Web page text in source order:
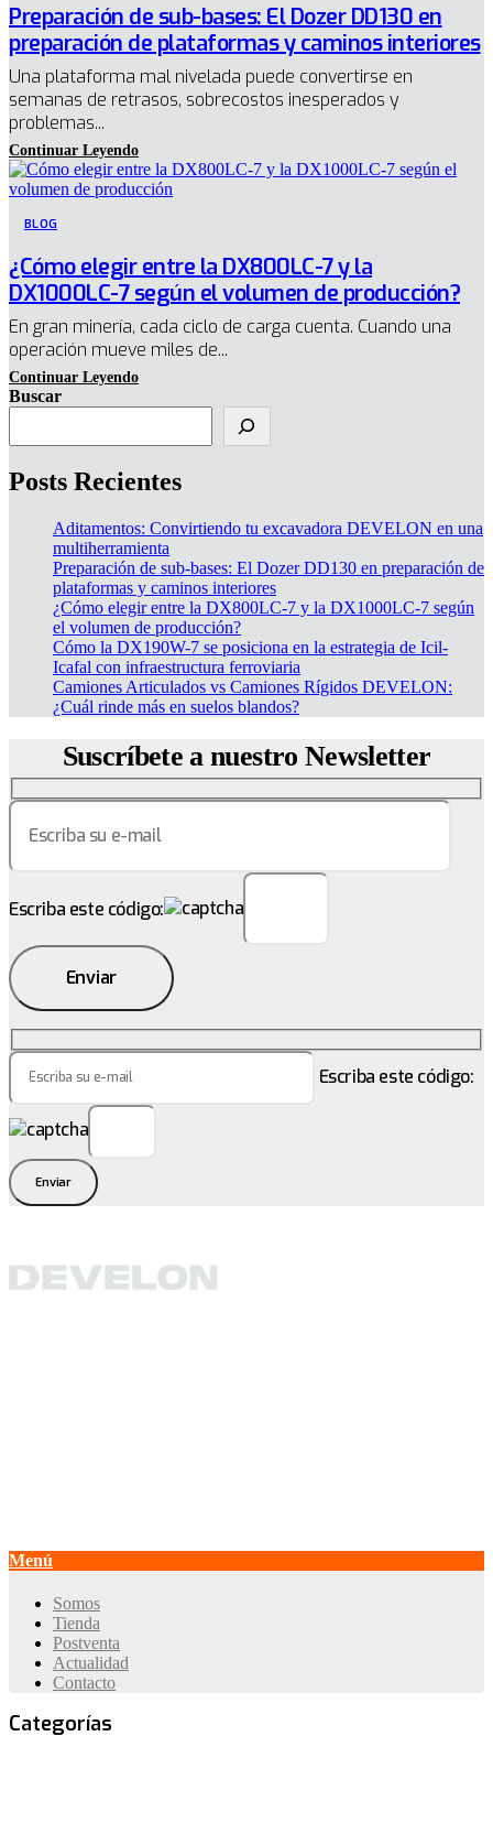
Preparación de sub-bases: El Dozer DD130 en
preparación de plataformas y caminos interiores
Una plataforma mal nivelada puede convertirse en
semanas de retrasos, sobrecostos inesperados y
problemas...
BLOG
¿Cómo elegir entre la DX800LC-7 y la
DX1000LC-7 según el volumen de producción?
En gran minería, cada ciclo de carga cuenta. Cuando una
operación mueve miles de...
Buscar
Posts Recientes
Aditamentos: Convirtiendo tu excavadora DEVELON en una
multiherramienta
Preparación de sub-bases: El Dozer DD130 en preparación de
plataformas y caminos interiores
¿Cómo elegir entre la DX800LC-7 y la DX1000LC-7 según
el volumen de producción?
Cómo la DX190W-7 se posiciona en la estrategia de Icil-
Icafal con infraestructura ferroviaria
Camiones Articulados vs Camiones Rígidos DEVELON:
¿Cuál rinde más en suelos blandos?
Suscríbete a nuestro Newsletter
Escriba este código:
Enviar
Escriba este código:
Enviar
Menú
Somos
Tienda
Postventa
Actualidad
Contacto
Categorías